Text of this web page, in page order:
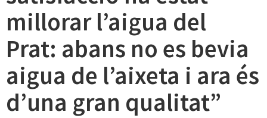
millorar l’aigua del
Prat: abans no es bevia
aigua de l’aixeta i ara és
d’una gran qualitat”